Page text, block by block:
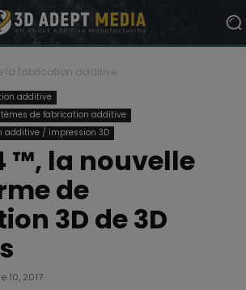
la fabrication additive
additive
de fabrication additive
additive / impression 3D
™, la nouvelle
de
3D de 3D
10, 2017